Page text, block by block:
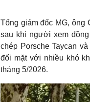
Tổng giám đốc MG, ông
sau khi người xem
chép Porsche Taycan
đối mặt với nhiều khó
tháng 5/2026.